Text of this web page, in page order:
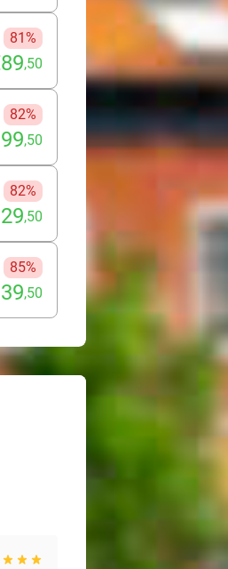
81%
,50
82%
,50
82%
,50
85%
,50